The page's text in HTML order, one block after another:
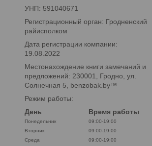
УНП: 591040671
Регистрационный орган: Гродненский
райисполком
Дата регистрации компании:
19.08.2022
Местонахождение книги замечаний и
предложений: 230001, Гродно, ул.
Солнечная 5, benzobak.by™
Режим работы:
День
Время работы
Понедельник
09:00-19:00
Вторник
09:00-19:00
Среда
09:00-19:00